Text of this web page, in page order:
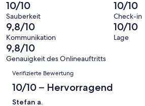
10
-
Hervorragend
Bewertung
von
8
-
Gut
eine
Bewertung
von
6
-
Okay
Gästebewertungen
haben
eine
Bewertung
von
4
70
Gästebewertungen
haben
eine
Bewertung
10/10
Sauberkeit
10/10
Check-in
9,8/10
Kommunikation
10/10
Lage
9,8/10
Genauigkeit des Onlineauftritts
Bewertungen
Verifizierte Bewertung
10/10 – Hervorragend
Stefan a.